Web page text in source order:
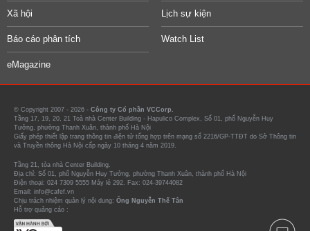
Xã hội Lịch sự kiện
Báo cáo phân tích Watch List
eMagazine
© Copyright 2007 - 2026 - Công ty Cổ phần VCCorp.
Tầng 17, 19, 20, 21 Toà nhà Center Building - Hapulico Complex, Số 01, phố Nguyễn Huy
Tưởng, phường Thanh Xuân, thành phố Hà Nội
Giấy phép thiết lập trang thông tin điện tử tổng hợp trên mạng số 2216/GP-TTĐT do Sở Thông tin
và Truyền thông Hà Nội cấp ngày 10 tháng 4 năm 2019.
Tầng 21, tòa nhà Center Building.
Địa chỉ: Số 01, phố Nguyễn Huy Tưởng, phường Thanh Xuân, thành phố Hà Nội
Điện thoại: 024 7309 5555 Máy lẻ 292. Fax: 024-39744082
Email: info@cafef.vn
Chịu trách nhiệm quản lý nội dung: Ông Nguyễn Thế Tân
Hỗ trợ quảng cáo :